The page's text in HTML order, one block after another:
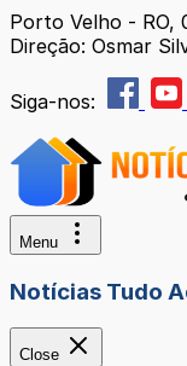
Porto Velho - RO,
Direção: Osmar
Siga-nos:
Menu
Notícias Tudo
Close